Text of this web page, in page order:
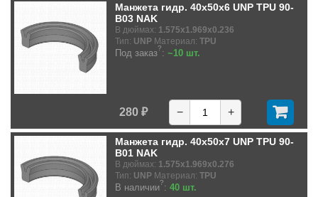
Манжета гидр. 40x50x6 UNP TPU 90-
B03 NAK
В дюймах: 1.575x1.969x0.236
Тип: UNP Материал: TPU
Под заказ?: ~10 шт.
280 ₽ − +
Манжета гидр. 40x50x7 UNP TPU 90-
B01 NAK
В дюймах: 1.575x1.969x0.276
Тип: UNP Материал: TPU
В наличии?: 40 шт.